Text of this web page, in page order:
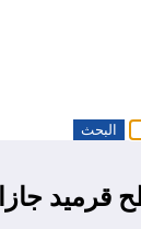
قرميد